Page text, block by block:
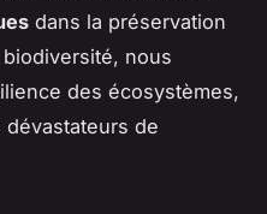
dans la préservation
nous
des écosystèmes,
de